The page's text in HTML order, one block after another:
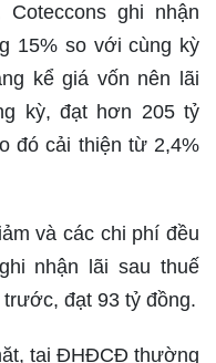
ghi nhận
15% so với cùng kỳ
kể giá vốn nên lãi
kỳ, đạt hơn 205 tỷ
đó cải thiện từ 2,4%
và các chi phí đều
nhận lãi sau thuế
đạt 93 tỷ đồng.
tại ĐHĐCĐ thường